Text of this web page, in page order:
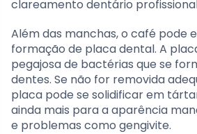
clareamento dentário
Além das manchas, o café pode
formação de placa dental. A
pegajosa de bactérias que se
dentes. Se não for removida
placa pode se solidificar em
ainda mais para a aparência
e problemas como gengivite.